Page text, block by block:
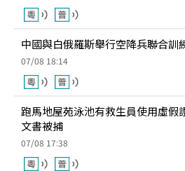
中國與白俄羅斯舉行空降兵聯合訓
07/08 18:14
跑馬地屋苑泳池有救生員使用虛假
文書被捕
07/08 17:38